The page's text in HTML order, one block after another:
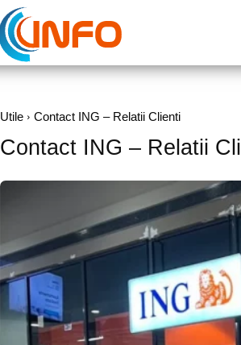
Utile Contact ING – Relatii Clienti
Contact ING – Relatii